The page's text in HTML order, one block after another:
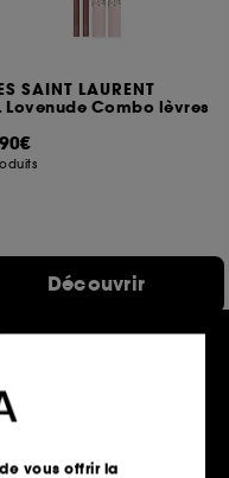
SAINT LAURENT
Lovenude Combo lèvres
Découvrir
vous offrir la